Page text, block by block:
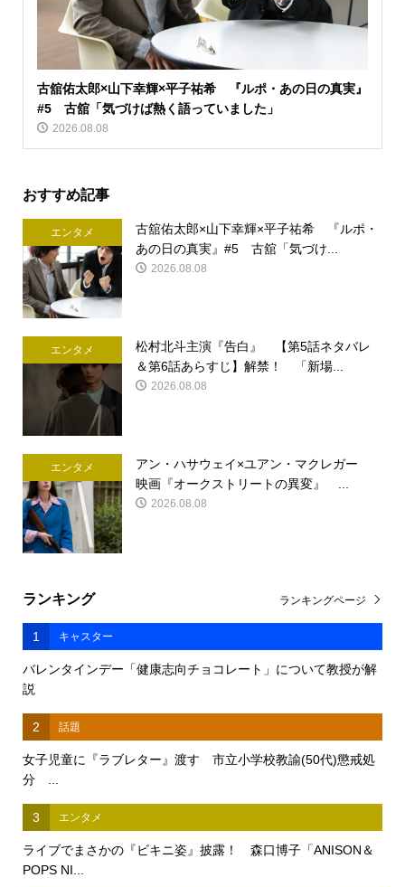
古舘佑太郎×山下幸輝×平子祐希 『ルポ・あの日の真実』
#5 古舘「気づけば熱く語っていました」
2026.08.08
おすすめ記事
エンタメ
古舘佑太郎×山下幸輝×平子祐希 『ルポ・
あの日の真実』#5 古舘「気づけ...
2026.08.08
エンタメ
松村北斗主演『告白』 【第5話ネタバレ
＆第6話あらすじ】解禁！ 「新場...
2026.08.08
エンタメ
アン・ハサウェイ×ユアン・マクレガー
映画『オークストリートの異変』 ...
2026.08.08
ランキング
1 キャスター
バレンタインデー「健康志向チョコレート」について教授が解
説
2 話題
女子児童に『ラブレター』渡す 市立小学校教諭(50代)懲戒処
分 ...
3 エンタメ
ライブでまさかの『ビキニ姿』披露！ 森口博子「ANISON＆
POPS NI...
ランキングページ